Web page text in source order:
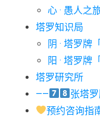
#愚人牌意思 #战车牌
#星币七意思 #星币
#星币五意思 #星币
#星币骑士意思 #星
心 · 愚人之
塔罗知识局
阴 · 塔罗牌
阳 · 塔罗牌
塔罗研究所
——
张塔
预约咨询指